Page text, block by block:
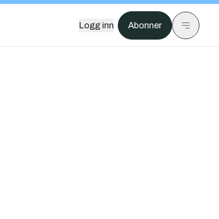
Logg inn Abonner